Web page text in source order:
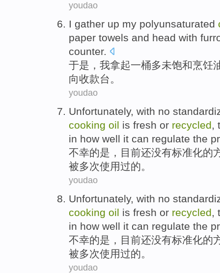
youdao
I gather up my polyunsaturated
paper towels and head with
counter.
于是， 我拿起一桶多未饱和烹饪
向收款台。
youdao
Unfortunately, with no
cooking oil is fresh or recycled,
in how well it can regulate the
不幸的是 ，目前还没有标准化的
被多次使用过的。
youdao
Unfortunately, with no
cooking oil is fresh or recycled
in how well it can regulate the
不幸的是 ，目前还没有标准化的
被多次使用过的 。
youdao